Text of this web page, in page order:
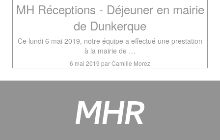
MH Réceptions - Déjeuner en mairie
de Dunkerque
Ce lundi 6 mai 2019, notre équipe a effectué une prestation
à la mairie de …
6 mai 2019 par Camille Morez